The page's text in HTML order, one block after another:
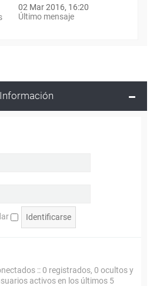
02 Mar 2016, 16:20
Último mensaje
Información
:: 0 registrados, 0 ocultos y
activos en los últimos 5